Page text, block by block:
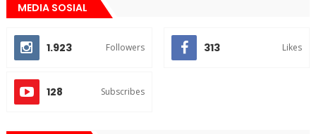
MEDIA SOSIAL
1.923 Followers 313 Likes
128 Subscribes